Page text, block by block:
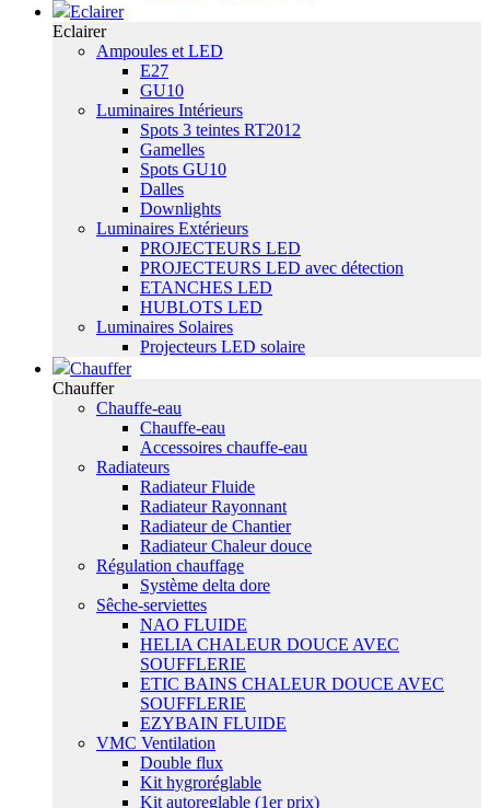
Eclairer
Eclairer
Ampoules et LED
E27
GU10
Luminaires Intérieurs
Spots 3 teintes RT2012
Gamelles
Spots GU10
Dalles
Downlights
Luminaires Extérieurs
PROJECTEURS LED
PROJECTEURS LED avec détection
ETANCHES LED
HUBLOTS LED
Luminaires Solaires
Projecteurs LED solaire
Chauffer
Chauffer
Chauffe-eau
Chauffe-eau
Accessoires chauffe-eau
Radiateurs
Radiateur Fluide
Radiateur Rayonnant
Radiateur de Chantier
Radiateur Chaleur douce
Régulation chauffage
Système delta dore
Sêche-serviettes
NAO FLUIDE
HELIA CHALEUR DOUCE AVEC
SOUFFLERIE
ETIC BAINS CHALEUR DOUCE AVEC
SOUFFLERIE
EZYBAIN FLUIDE
VMC Ventilation
Double flux
Kit hygroréglable
Kit autoreglable (1er prix)